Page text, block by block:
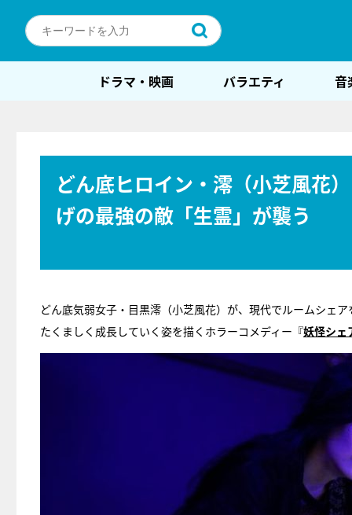
ドラマ・映画 バラエティ 音
どん底ヒロイン・澪（小芝風花
げの最強の敵「生霊」が襲う
どん底気弱女子・目黒澪（小芝風花）が、現代でルームシェ
たくましく成長していく姿を描くホラーコメディー『妖怪シェ